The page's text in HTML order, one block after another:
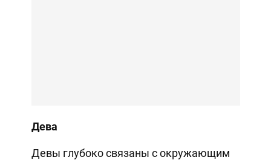
Дева
Девы глубоко связаны с окружающим